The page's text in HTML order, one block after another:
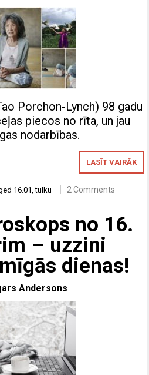
Porchon-Lynch) 98 gadu
piecos no rīta, un jau
nodarbības.
LASĪT VAIRĀK
16.01 ,tulku 2 Comments
no 16.
– uzzini
dienas!
Andersons